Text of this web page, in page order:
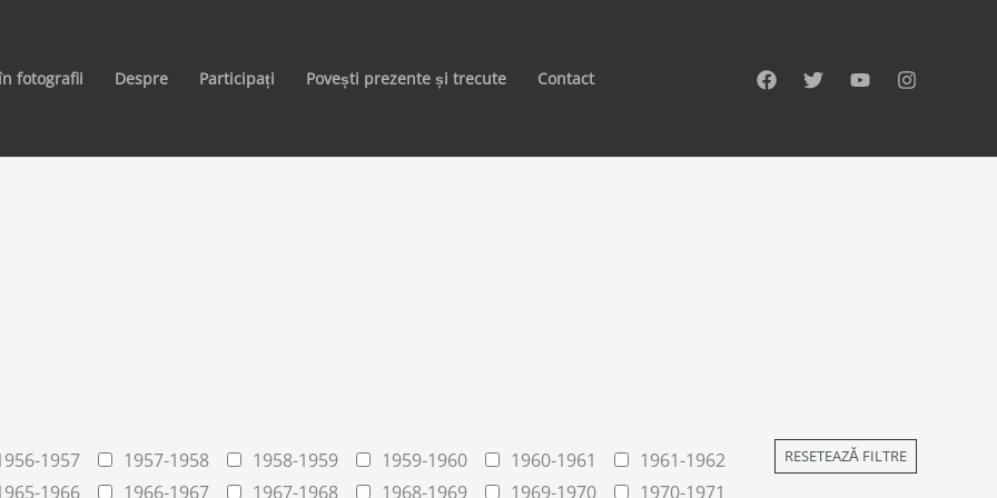
fotografii Despre Participați Povești prezente și trecute Contact
1957 1957-1958 1958-1959 1959-1960 1960-1961
1961-1962
1966 1966-1967 1967-1968 1968-1969 1969-1970
1970-1971
RESETEAZĂ FILTRE